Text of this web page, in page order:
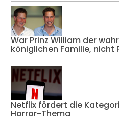
War Prinz William der
königlichen Familie, nicht
Netflix fördert die
Horror-Thema